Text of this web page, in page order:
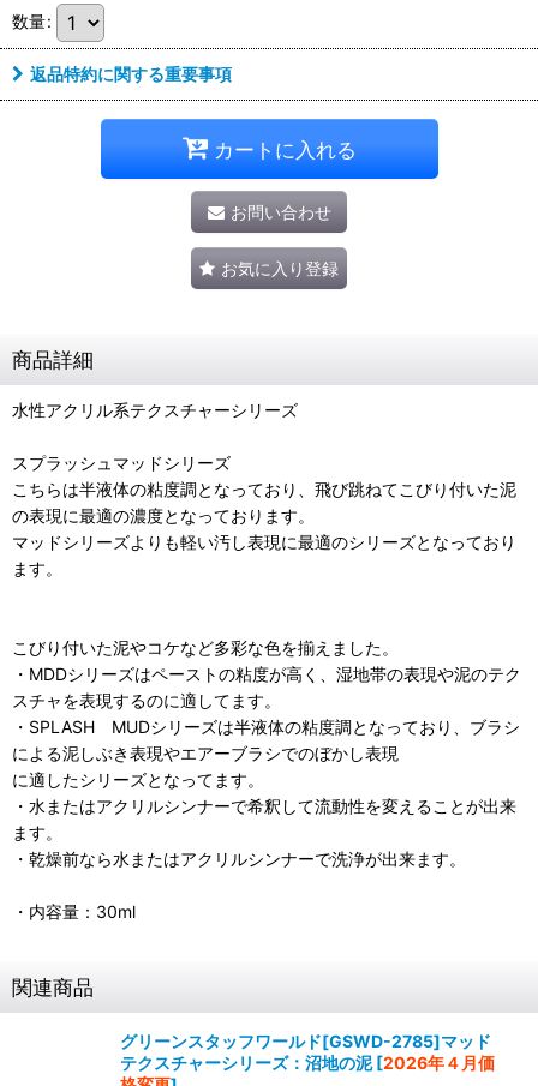
数量:
返品特約に関する重要事項
カートに入れる
お問い合わせ
お気に入り登録
商品詳細
水性アクリル系テクスチャーシリーズ
スプラッシュマッドシリーズ
こちらは半液体の粘度調となっており、飛び跳ねてこびり付いた泥
の表現に最適の濃度となっております。
マッドシリーズよりも軽い汚し表現に最適のシリーズとなっており
ます。
こびり付いた泥やコケなど多彩な色を揃えました。
・MDDシリーズはペーストの粘度が高く、湿地帯の表現や泥のテク
スチャを表現するのに適してます。
・SPLASH MUDシリーズは半液体の粘度調となっており、ブラシ
による泥しぶき表現やエアーブラシでのぼかし表現
に適したシリーズとなってます。
・水またはアクリルシンナーで希釈して流動性を変えることが出来
ます。
・乾燥前なら水またはアクリルシンナーで洗浄が出来ます。
・内容量：30ml
関連商品
グリーンスタッフワールド[GSWD-2785]マッド
テクスチャーシリーズ：沼地の泥 [2026年４月価